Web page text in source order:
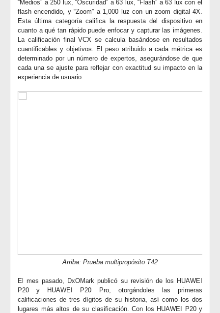
“Medios” a 250 lux, “Oscuridad” a 63 lux, “Flash” a 63 lux con el
flash encendido, y “Zoom” a 1,000 luz con un zoom digital 4X.
Esta última categoría califica la respuesta del dispositivo en
cuanto a qué tan rápido puede enfocar y capturar las imágenes.
La calificación final VCX se calcula basándose en resultados
cuantificables y objetivos. El peso atribuido a cada métrica es
determinado por un número de expertos, asegurándose de que
cada una se ajuste para reflejar con exactitud su impacto en la
experiencia de usuario.
Arriba: Prueba multipropósito T42
El mes pasado, DxOMark publicó su revisión de los HUAWEI
P20 y HUAWEI P20 Pro, otorgándoles las primeras
calificaciones de tres dígitos de su historia, así como los dos
lugares más altos de su clasificación. Con los HUAWEI P20 y